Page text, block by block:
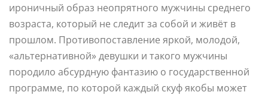
ироничный образ неопрятного мужчины среднего
возраста, который не следит за собой и живёт в
прошлом. Противопоставление яркой, молодой,
«альтернативной» девушки и такого мужчины
породило абсурдную фантазию о государственной
программе, по которой каждый скуф якобы может